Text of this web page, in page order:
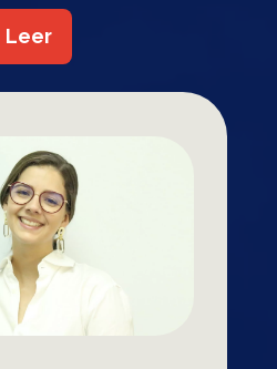
Leer